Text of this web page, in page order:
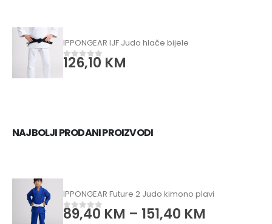
IPPONGEAR IJF Judo hlače bijele
od 5
126,10 KM
NAJBOLJI PRODANI PROIZVODI
IPPONGEAR Future 2 Judo kimono plavi
0od 5
89,40 KM – 151,40 KM